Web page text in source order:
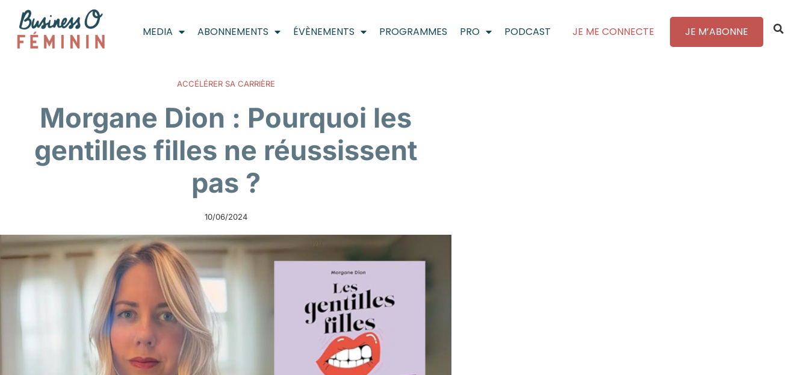
MEDIA ABONNEMENTS ÉVÈNEMENTS PROGRAMMES PRO PODCAST JE ME CONNECTE JE M’ABONNE
ACCÉLÉRER SA CARRIÈRE
Morgane Dion : Pourquoi les
gentilles filles ne réussissent
pas ?
10/06/2024